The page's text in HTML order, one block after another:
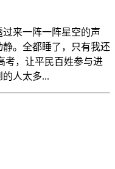
来一阵一阵星空的声
。全都睡了，只有我还
考，让平民百姓参与进
人太多...